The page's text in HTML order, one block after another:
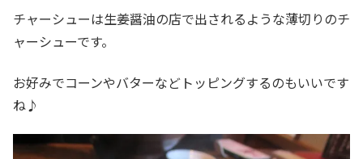
チャーシューは生姜醤油の店で出されるような薄切りのチ
ャーシューです。
お好みでコーンやバターなどトッピングするのもいいです
ね♪